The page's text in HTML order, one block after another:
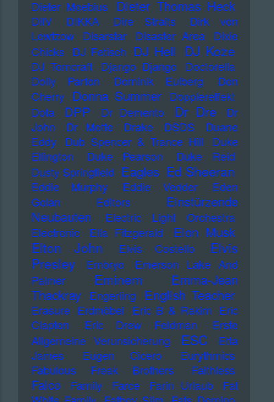
Dieter Moebius Dieter Thomas Heck
DiIV DIKKA Dire Straits
Dirk von
Lowtzow
Disarstar Disaster Area
Dixie
Chicks DJ Fetisch DJ Hell DJ Koze
DJ Tomcraft Django Django
Doctorella
Dolly Parton
Dominik Eulberg
Don
Cherry Donna Summer Dopplereffekt
Dota
DPP Dr Demento Dr Dre
Dr
John
Dr Motte Drake DSDS
Duane
Eddy
Dub Spencer & Trance Hill
Duke
Ellington
Duke Pearson
Duke Reid
Dusty Springfield Eagles Ed Sheeran
Eddie Murphy Eddie Vedder
Eden
Golan
Editors
Einstürzende
Neubauten
Electric Light Orchestra
Electronic
Ella Fitzgerald Elon Musk
Elton John Elvis Costello
Elvis
Presley
Embryo
Emerson Lake And
Palmer
Eminem
Emma-Jean
Thackray
Engerling English Teacher
Erasure Erdmöbel Eric B & Rakim Eric
Clapton
Eric Drew Feldman
Erste
Allgemeine Verunsicherung
ESC
Etta
James
Eugen Cicero
Eurythmics
Fabulous Freak Brothers
Faithless
Falco Family Farce Farin Urlaub
Fat